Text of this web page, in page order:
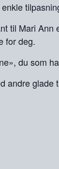
til Mari
for deg.
du som
andre glade